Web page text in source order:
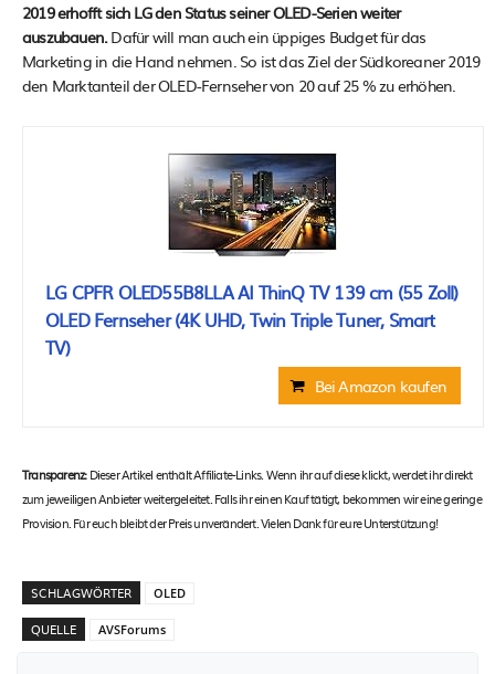
2019 erhofft sich LG den Status seiner OLED-Serien weiter
auszubauen.Dafür will man auch ein üppiges Budget für das
Marketing in die Hand nehmen. So ist das Ziel der Südkoreaner 2019
den Marktanteil der OLED-Fernseher von 20 auf 25 % zu erhöhen.
LG CPFR OLED55B8LLA AI ThinQ TV 139 cm (55 Zoll)
OLED Fernseher (4K UHD, Twin Triple Tuner, Smart
TV)
Bei Amazon kaufen
Transparenz:Dieser Artikel enthält Affiliate-Links. Wenn ihr auf diese klickt, werdet ihr direkt
zum jeweiligen Anbieter weitergeleitet. Falls ihr einen Kauf tätigt, bekommen wir eine geringe
Provision. Für euch bleibt der Preis unverändert. Vielen Dank für eure Unterstützung!
SCHLAGWÖRTER OLED
QUELLE AVSForums